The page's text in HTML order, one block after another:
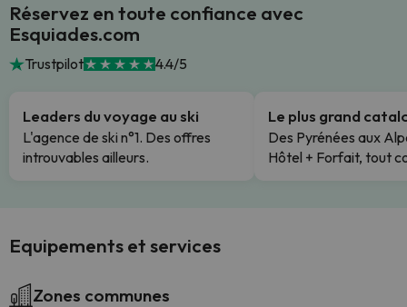
Réservez en toute confiance avec
Esquiades.com
Trustpilot 4.4/5
Leaders du voyage au ski
L'agence de ski n°1. Des offres
introuvables ailleurs.
Le plus grand
Des Pyrénées aux
Hôtel + Forfait, tout
Equipements et services
Zones communes